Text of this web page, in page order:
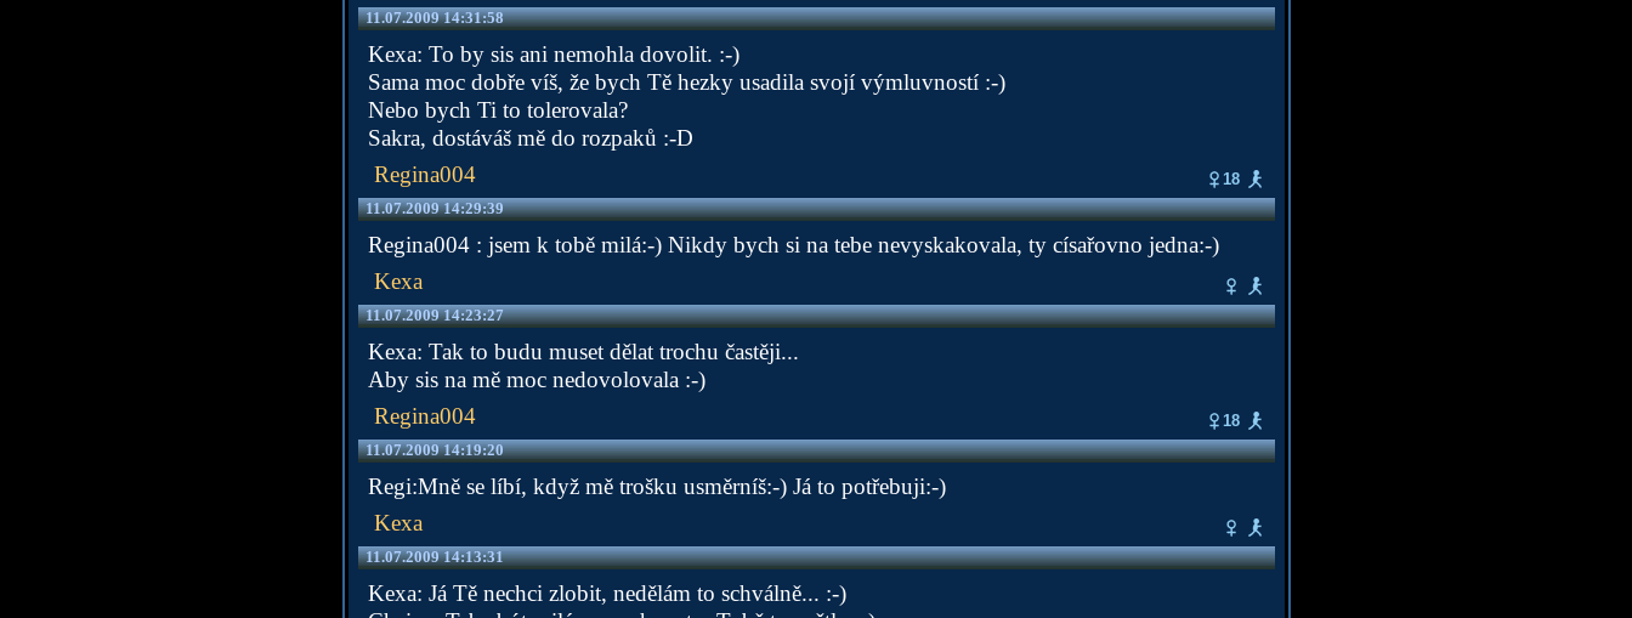
11.07.2009 14:31:58
Kexa: To by sis ani nemohla dovolit. :-)
Sama moc dobře víš, že bych Tě hezky usadila svojí výmluvností :-)
Nebo bych Ti to tolerovala?
Sakra, dostáváš mě do rozpaků :-D
Regina004
18
11.07.2009 14:29:39
Regina004 : jsem k tobě milá:-) Nikdy bych si na tebe nevyskakovala, ty císařovno jedna:-)
Kexa
11.07.2009 14:23:27
Kexa: Tak to budu muset dělat trochu častěji...
Aby sis na mě moc nedovolovala :-)
Regina004
18
11.07.2009 14:19:20
Regi:Mně se líbí, když mě trošku usměrníš:-) Já to potřebuji:-)
Kexa
11.07.2009 14:13:31
Kexa: Já Tě nechci zlobit, nedělám to schválně... :-)